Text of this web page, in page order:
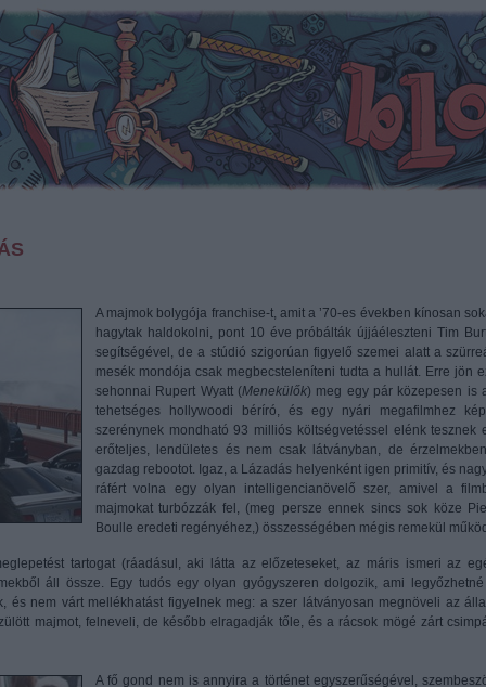
A majmok bolygója franchise-t, amit a ’70-es években kínosan
hagytak haldokolni, pont 10 éve próbálták újjáéleszteni Tim
segítségével, de a stúdió szigorúan figyelő szemei alatt a
mesék mondója csak megbecsteleníteni tudta a hullát. Erre jön
sehonnai Rupert Wyatt (Menekülők) meg egy pár közepesen is
tehetséges hollywoodi béríró, és egy nyári megafilmhez
szerénynek mondható 93 milliós költségvetéssel elénk tesznek
erőteljes, lendületes és nem csak látványban, de
gazdag rebootot. Igaz, a Lázadás helyenként igen primitív, és
ráfért volna egy olyan intelligencianövelő szer, amivel a
majmokat turbózzák fel, (meg persze ennek sincs sok köze
Boulle eredeti regényéhez,) összességében mégis remekül
tartogat (ráadásul, aki látta az előzeteseket, az máris ismeri az
áll össze. Egy tudós egy olyan gyógyszeren dolgozik, ami
és nem várt mellékhatást figyelnek meg: a szer látványosan megnöveli az
majmot, felneveli, de később elragadják tőle, és a rácsok mögé zárt
A fő gond nem is annyira a történet egyszerűségével,